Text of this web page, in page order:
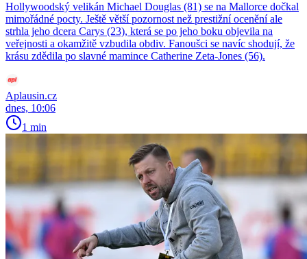
Hollywoodský velikán Michael Douglas (81) se na Mallorce dočkal
mimořádné pocty. Ještě větší pozornost než prestižní ocenění ale
strhla jeho dcera Carys (23), která se po jeho boku objevila na
veřejnosti a okamžitě vzbudila obdiv. Fanoušci se navíc shodují, že
krásu zdědila po slavné mamince Catherine Zeta-Jones (56).
Aplausin.cz
dnes, 10:06
1 min